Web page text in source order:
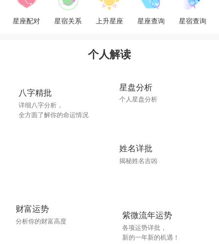
星座配对 星宿关系 上升星座 星座查询 星宿查询
个人解读
八字精批
详细八字分析，
全方面了解你的命运情况
财富运势
分析你的财富高度
星盘分析
个人星盘分析
姓名详批
揭秘姓名吉凶
紫微流年运势
各项运势详批，
新的一年新的机遇！